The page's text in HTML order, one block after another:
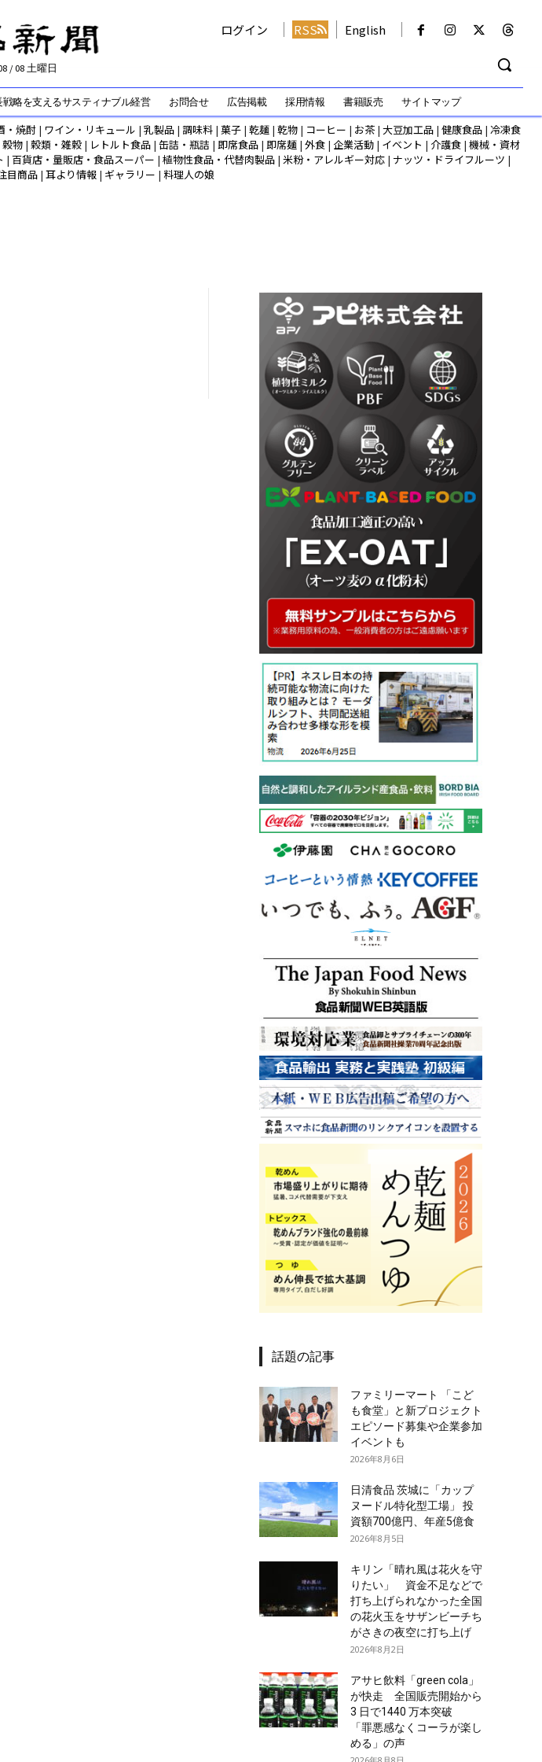
/ 08 土曜日
ログイン RSS English
戦略を支えるサスティナブル経営 お問合せ 広告掲載 採用情報 書籍販売 サイトマップ
・焼酎 | ワイン・リキュール | 乳製品 | 調味料 | 菓子 | 乾麺 | 乾物 | コーヒー | お茶 | 大豆加工品 | 健康食品 | 冷凍食
物 | 穀類・雑穀 | レトルト食品 | 缶詰・瓶詰 | 即席食品 | 即席麺 | 外食 | 企業活動 | イベント | 介護食 | 機械・資材
| 百貨店・量販店・食品スーパー | 植物性食品・代替肉製品 | 米粉・アレルギー対応 | ナッツ・ドライフルーツ |
目商品 | 耳より情報 | ギャラリー | 料理人の娘
話題の記事
ファミリーマート 「こど
も食堂」と新プロジェクト
エピソード募集や企業参加
イベントも
2026年8月6日
日清食品 茨城に「カップ
ヌードル特化型工場」 投
資額700億円、年産5億食
2026年8月5日
キリン「晴れ風は花火を守
りたい」 資金不足などで
打ち上げられなかった全国
の花火玉をサザンビーチち
がさきの夜空に打ち上げ
2026年8月2日
アサヒ飲料「green cola」
が快走 全国販売開始から
3 日で1440 万本突破
「罪悪感なくコーラが楽し
める」の声